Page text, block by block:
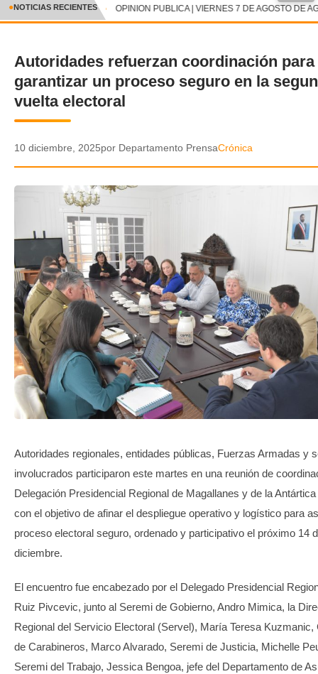
CRÓNICA
DEPORTES
ENTRETENIMIENTO Y CULTURA
AUDIOS
VIDEOS
GALERIA DE FOTOS
APP MÓVIL
TRANSPARENCIA
✕
●NOTICIAS RECIENTES OPINION PUBLICA | VIERNES 7 DE AGOSTO DE
Autoridades refuerzan coordinación para
garantizar un proceso seguro en la
vuelta electoral
10 diciembre, 2025por Departamento PrensaCrónica
Autoridades regionales, entidades públicas, Fuerzas Armadas y
involucrados participaron este martes en una reunión de
Delegación Presidencial Regional de Magallanes y de la
con el objetivo de afinar el despliegue operativo y logístico para
proceso electoral seguro, ordenado y participativo el próximo 14
diciembre.
El encuentro fue encabezado por el Delegado Presidencial
Ruiz Pivcevic, junto al Seremi de Gobierno, Andro Mimica, la
Regional del Servicio Electoral (Servel), María Teresa Kuzmanic,
de Carabineros, Marco Alvarado, Seremi de Justicia, Michelle
Seremi del Trabajo, Jessica Bengoa, jefe del Departamento de